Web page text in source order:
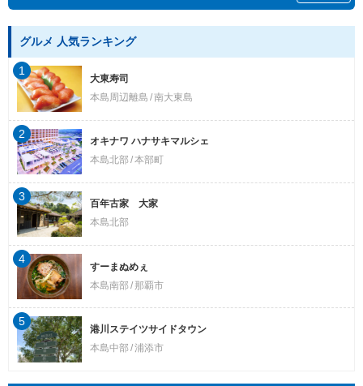
グルメ 人気ランキング
大東寿司
本島周辺離島 南大東島
1
オキナワ ハナサキマルシェ
本島北部 本部町
2
百年古家 大家
本島北部
3
すーまぬめぇ
本島南部
那覇市
4
港川ステイツサイドタウン
本島中部 浦添市
5